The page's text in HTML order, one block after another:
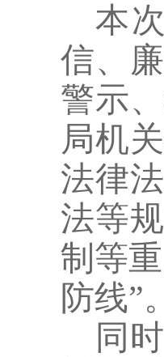
本
信、
警示
局机
法律
法等
制等
防线”。
同